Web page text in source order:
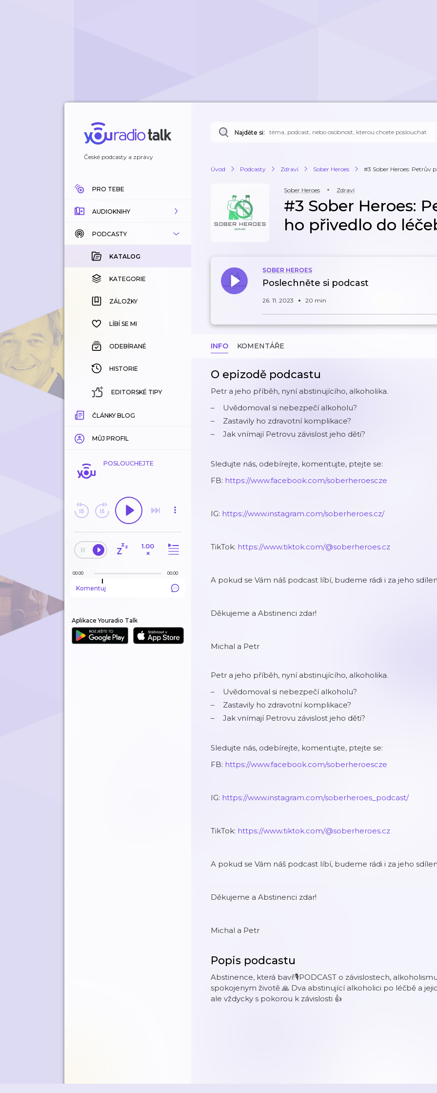
České podcasty a zprávy
PRO TEBE
AUDIOKNIHY
KATALOG
KOUPENÉ
KATEGORIE
ZÁLOŽKY
HISTORIE
PODCASTY
KATALOG
KATEGORIE
ZÁLOŽKY
LÍBÍ SE MI
ODEBÍRANÉ
HISTORIE
EDITORSKÉ TIPY
ČLÁNKY BLOG
MŮJ PROFIL
POSLOUCHEJTE
1.00
×
00:00 00:00
Komentuj
Aplikace Youradio Talk
Najděte si:
Úvod Podcasty Zdraví Sober Heroes #3 Sober Heroes: Petrův
Sober Heroes Zdraví
#3 Sober Heroes:
ho přivedlo do
SOBER HEROES
Poslechněte si podcast
26. 11. 2023 20 min
INFO KOMENTÁŘE
O epizodě podcastu
Petr a jeho příběh, nyní abstinujícího, alkoholika.
Uvědomoval si nebezpečí alkoholu?
Zastavily ho zdravotní komplikace?
Jak vnímají Petrovu závislost jeho děti?
Sledujte nás, odebírejte, komentujte, ptejte se:
FB: https://www.facebook.com/soberheroescze
IG: https://www.instagram.com/soberheroes.cz/
TikTok: https://www.tiktok.com/@soberheroes.cz
A pokud se Vám náš podcast líbí, budeme rádi i za jeho
Děkujeme a Abstinenci zdar!
Michal a Petr
Petr a jeho příběh, nyní abstinujícího, alkoholika.
Uvědomoval si nebezpečí alkoholu?
Zastavily ho zdravotní komplikace?
Jak vnímají Petrovu závislost jeho děti?
Sledujte nás, odebírejte, komentujte, ptejte se:
FB: https://www.facebook.com/soberheroescze
IG: https://www.instagram.com/soberheroes_podcast/
TikTok: https://www.tiktok.com/@soberheroes.cz
A pokud se Vám náš podcast líbí, budeme rádi i za jeho
Děkujeme a Abstinenci zdar!
Michal a Petr
Popis podcastu
Abstinence, která baví!🎙️PODCAST o závislostech,
spokojenym životě 🙏 Dva abstinující alkoholici po léčbě a
ale vždycky s pokorou k závislosti 👍